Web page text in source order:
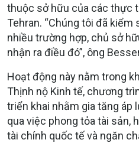
thuộc sở hữu của các thực
Tehran. “Chúng tôi đã
nhiều trường hợp, chủ sở
nhận ra điều đó”, ông
Hoạt động này nằm trong
Thịnh nộ Kinh tế, chương
triển khai nhằm gia tăng áp
qua việc phong tỏa tài sản,
tài chính quốc tế và ngăn